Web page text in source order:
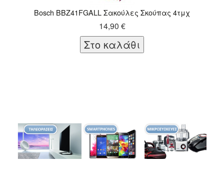
Bosch BBZ41FGALL Σακούλες Σκούπας 4τμχ
14,90 €